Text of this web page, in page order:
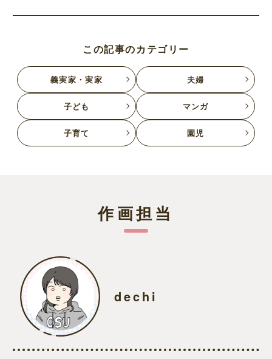
この記事のカテゴリー
義実家・実家 夫婦
子ども マンガ
子育て 園児
作画担当
dechi